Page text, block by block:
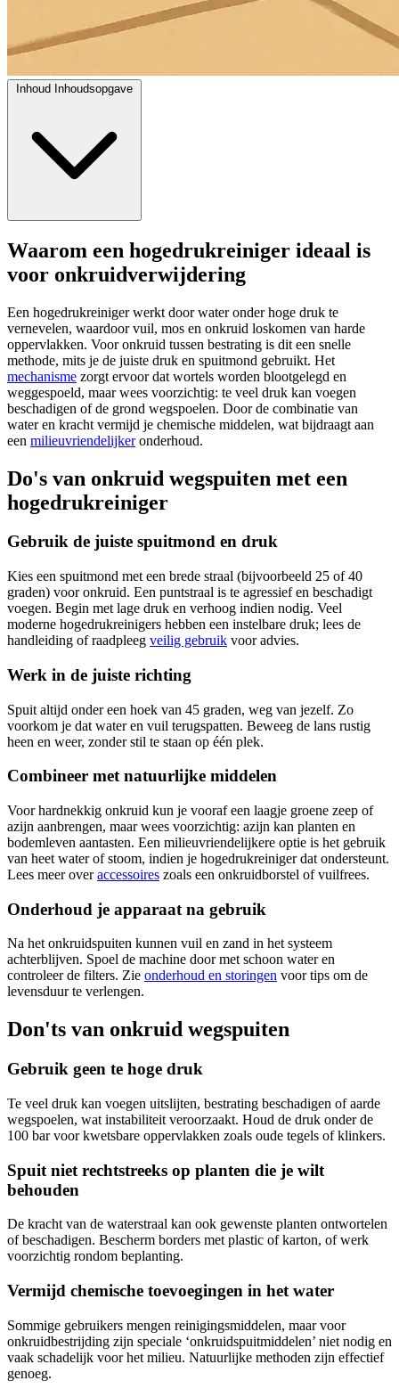
Inhoud Inhoudsopgave
Waarom een hogedrukreiniger ideaal is
voor onkruidverwijdering
Een hogedrukreiniger werkt door water onder hoge druk te
vernevelen, waardoor vuil, mos en onkruid loskomen van harde
oppervlakken. Voor onkruid tussen bestrating is dit een snelle
methode, mits je de juiste druk en spuitmond gebruikt. Het
mechanisme zorgt ervoor dat wortels worden blootgelegd en
weggespoeld, maar wees voorzichtig: te veel druk kan voegen
beschadigen of de grond wegspoelen. Door de combinatie van
water en kracht vermijd je chemische middelen, wat bijdraagt aan
een milieuvriendelijkeronderhoud.
Do's van onkruid wegspuiten met een
hogedrukreiniger
Gebruik de juiste spuitmond en druk
Kies een spuitmond met een brede straal (bijvoorbeeld 25 of 40
graden) voor onkruid. Een puntstraal is te agressief en beschadigt
voegen. Begin met lage druk en verhoog indien nodig. Veel
moderne hogedrukreinigers hebben een instelbare druk; lees de
handleiding of raadpleeg veilig gebruik voor advies.
Werk in de juiste richting
Spuit altijd onder een hoek van 45 graden, weg van jezelf. Zo
voorkom je dat water en vuil terugspatten. Beweeg de lans rustig
heen en weer, zonder stil te staan op één plek.
Combineer met natuurlijke middelen
Voor hardnekkig onkruid kun je vooraf een laagje groene zeep of
azijn aanbrengen, maar wees voorzichtig: azijn kan planten en
bodemleven aantasten. Een milieuvriendelijkere optie is het gebruik
van heet water of stoom, indien je hogedrukreiniger dat ondersteunt.
Lees meer overaccessoires zoals een onkruidborstel of vuilfrees.
Onderhoud je apparaat na gebruik
Na het onkruidspuiten kunnen vuil en zand in het systeem
achterblijven. Spoel de machine door met schoon water en
controleer de filters. Zie onderhoud en storingen voor tips om de
levensduur te verlengen.
Don'ts van onkruid wegspuiten
Gebruik geen te hoge druk
Te veel druk kan voegen uitslijten, bestrating beschadigen of aarde
wegspoelen, wat instabiliteit veroorzaakt. Houd de druk onder de
100 bar voor kwetsbare oppervlakken zoals oude tegels of klinkers.
Spuit niet rechtstreeks op planten die je wilt
behouden
De kracht van de waterstraal kan ook gewenste planten ontwortelen
of beschadigen. Bescherm borders met plastic of karton, of werk
voorzichtig rondom beplanting.
Vermijd chemische toevoegingen in het water
Sommige gebruikers mengen reinigingsmiddelen, maar voor
onkruidbestrijding zijn speciale ‘onkruidspuitmiddelen’ niet nodig en
vaak schadelijk voor het milieu. Natuurlijke methoden zijn effectief
genoeg.